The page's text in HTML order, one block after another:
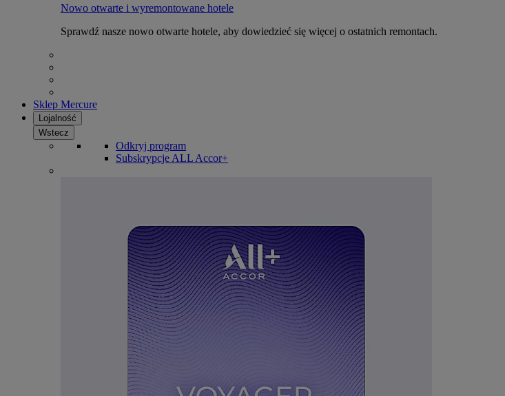
Nowo otwarte i wyremontowane hotele
Sprawdź nasze nowo otwarte hotele, aby dowiedzieć się więcej o ostatnich remontach.
Sklep Mercure
Lojalność
Wstecz
Odkryj program
Subskrypcje ALL Accor+